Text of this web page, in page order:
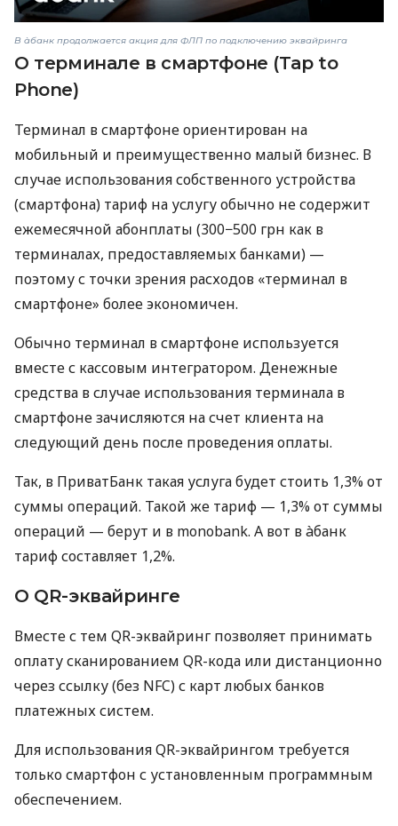
В àбанк продолжается акция для ФЛП по подключению эквайринга
О терминале в смартфоне (Tap to
Phone)
Терминал в смартфоне ориентирован на
мобильный и преимущественно малый бизнес. В
случае использования собственного устройства
(смартфона) тариф на услугу обычно не содержит
ежемесячной абонплаты (300−500 грн как в
терминалах, предоставляемых банками) —
поэтому с точки зрения расходов «терминал в
смартфоне» более экономичен.
Обычно терминал в смартфоне используется
вместе с кассовым интегратором. Денежные
средства в случае использования терминала в
смартфоне зачисляются на счет клиента на
следующий день после проведения оплаты.
Так, в ПриватБанк такая услуга будет стоить 1,3% от
суммы операций. Такой же тариф — 1,3% от суммы
операций — берут и в monobank. А вот в àбанк
тариф составляет 1,2%.
О QR-эквайринге
Вместе с тем QR-эквайринг позволяет принимать
оплату сканированием QR-кода или дистанционно
через ссылку (без NFC) с карт любых банков
платежных систем.
Для использования QR-эквайрингом требуется
только смартфон с установленным программным
обеспечением.